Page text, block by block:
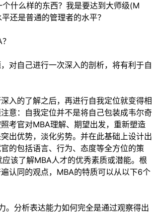
么样的东西？我是要达到大师级(M
还是普通的管理者的水平？
自己进行一次深入的剖析，将有利于自
的了解之后，再进行自我定位就变得相
意：自我定位并不是将自己包装成韦尔奇
考官对MBA理解、期望出发，重新塑造
出优势，淡化劣势。并在此基础上设计出
的包括语言、行为、态度等全方位的策
该了解MBA人才的优秀素质或潜能。根
认同的观点，MBA的特质可以从以下6个
分析表达能力如何完全是通过观察得出